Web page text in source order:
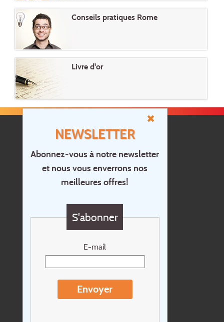
NEWSLETTER
Abonnez-vous à notre newsletter
et nous vous enverrons nos
meilleures offres!
S'abonner
E-mail
Envoyer
Conseils pratiques Rome
Livre d'or
Accueil
Contact
Questions?
Newsletter
Conditions de voyage